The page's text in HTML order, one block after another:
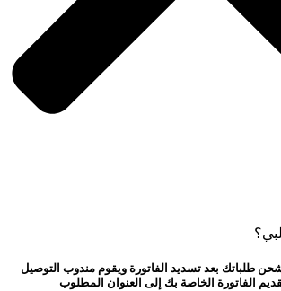
طلباتك بعد تسديد الفاتورة ويقوم مندوب التوصيل
الفاتورة الخاصة بك إلى العنوان المطلوب